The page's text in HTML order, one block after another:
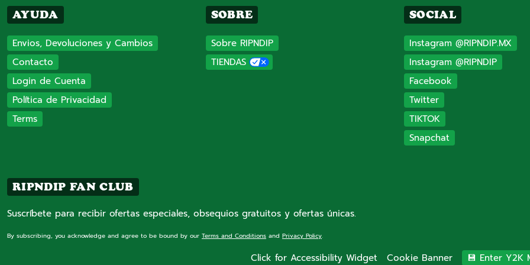
AYUDA
Envios, Devoluciones y Cambios
Contacto
Login de Cuenta
Política de Privacidad
Terms
SOBRE
Sobre RIPNDIP
TIENDAS
SOCIAL
Instagram @RIPNDIP.MX
Instagram @RIPNDIP
Facebook
Twitter
TIKTOK
Snapchat
RIPNDIP FAN CLUB
Suscríbete para recibir ofertas especiales, obsequios gratuitos y ofertas únicas.
By subscribing, you acknowledge and agree to be bound by our Terms and Conditions and Privacy Policy.
Click for Accessibility Widget Cookie Banner 💾 Enter Y2K